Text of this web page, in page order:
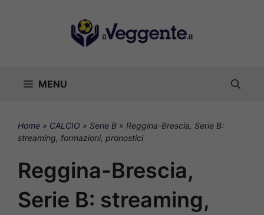
MENU
Home » CALCIO » Serie B » Reggina-Brescia, Serie B:
streaming, formazioni, pronostici
Reggina-Brescia,
Serie B: streaming,